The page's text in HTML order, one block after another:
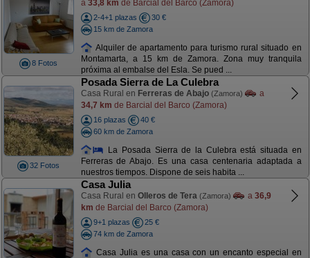
8 Fotos
a 33,8 km de Barcial del Barco (Zamora)
2-4+1 plazas
30 €
15 km de Zamora
Alquiler de apartamento para turismo rural situado en
Montamarta, a 15 km de Zamora. Zona muy tranquila
próxima al embalse del Esla. Se pued ...
32 Fotos
Posada Sierra de La Culebra
Casa Rural en Ferreras de Abajo (Zamora)
a
34,7 km de Barcial del Barco (Zamora)
16 plazas
40 €
60 km de Zamora
La Posada Sierra de la Culebra está situada en
Ferreras de Abajo. Es una casa centenaria adaptada a
nuestros tiempos. Dispone de seis habita ...
Casa Julia
Casa Rural en Olleros de Tera (Zamora) a 36,9
km de Barcial del Barco (Zamora)
9+1 plazas
25 €
74 km de Zamora
Casa Julia es una casa con un encanto especial en